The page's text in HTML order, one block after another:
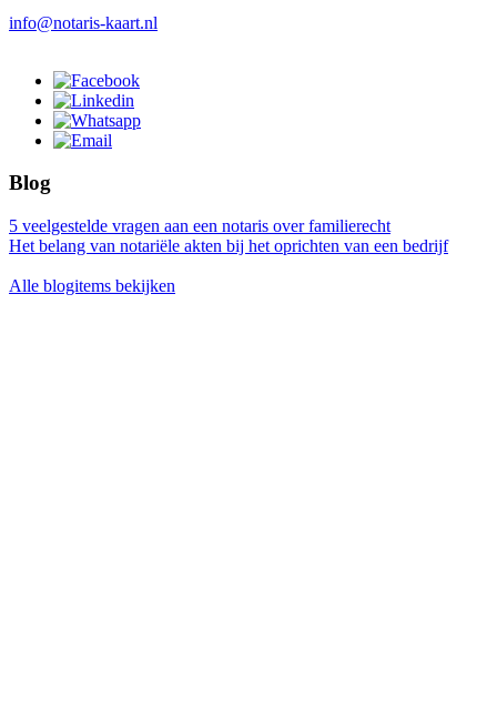
info@notaris-kaart.nl
Blog
5 veelgestelde vragen aan een notaris over familierecht
Het belang van notariële akten bij het oprichten van een bedrijf
Alle blogitems bekijken